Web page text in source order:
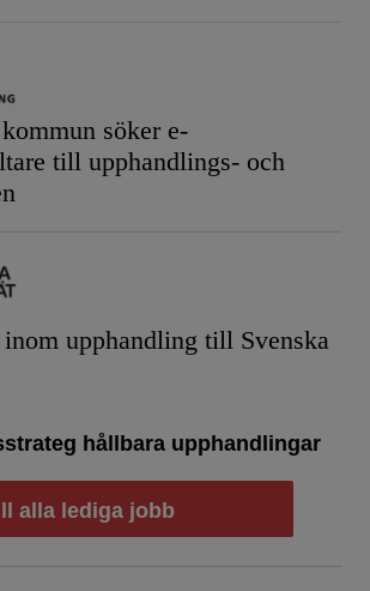
söker e-
till upphandlings- och
upphandling till Svenska
hållbara upphandlingar
alla lediga jobb